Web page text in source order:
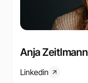
Anja Zeitlmann
Linkedin